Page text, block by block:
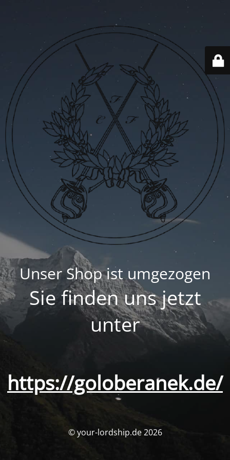
Unser Shop ist umgezogen
Sie finden uns jetzt
unter
https://goloberanek.de/
© your-lordship.de 2026